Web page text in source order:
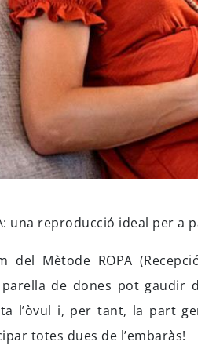
una reproducció ideal per a
del Mètode ROPA
de dones pot gaudir
l’òvul i, per tant, la part
totes dues de l’embaràs!